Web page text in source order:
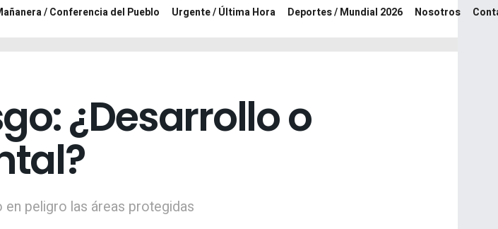
/ Conferencia del Pueblo Urgente / Última Hora Deportes / Mundial 2026 Nosotros
¿Desarrollo o
peligro las áreas protegidas